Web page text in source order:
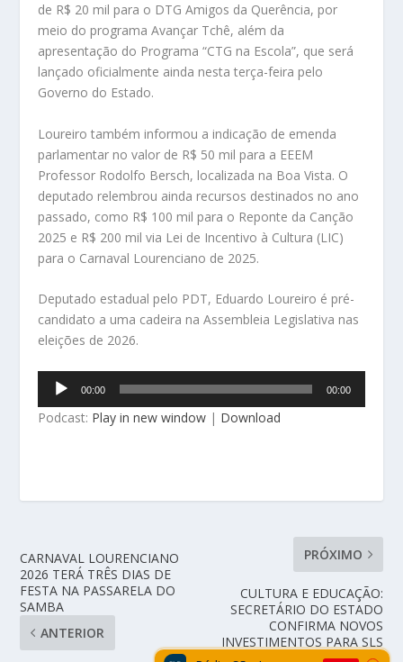
de R$ 20 mil para o DTG Amigos da Querência, por
meio do programa Avançar Tchê, além da
apresentação do Programa “CTG na Escola”, que será
lançado oficialmente ainda nesta terça-feira pelo
Governo do Estado.
Loureiro também informou a indicação de emenda
parlamentar no valor de R$ 50 mil para a EEEM
Professor Rodolfo Bersch, localizada na Boa Vista. O
deputado relembrou ainda recursos destinados no ano
passado, como R$ 100 mil para o Reponte da Canção
2025 e R$ 200 mil via Lei de Incentivo à Cultura (LIC)
para o Carnaval Lourenciano de 2025.
Deputado estadual pelo PDT, Eduardo Loureiro é pré-
candidato a uma cadeira na Assembleia Legislativa nas
eleições de 2026.
Tocador
áudio
00:00 00:00
Podcast: Play in new window | Download
CARNAVAL LOURENCIANO
2026 TERÁ TRÊS DIAS DE
FESTA NA PASSARELA DO
SAMBA
ANTERIOR
PRÓXIMO
CULTURA E EDUCAÇÃO:
SECRETÁRIO DO ESTADO
CONFIRMA NOVOS
INVESTIMENTOS PARA SLS